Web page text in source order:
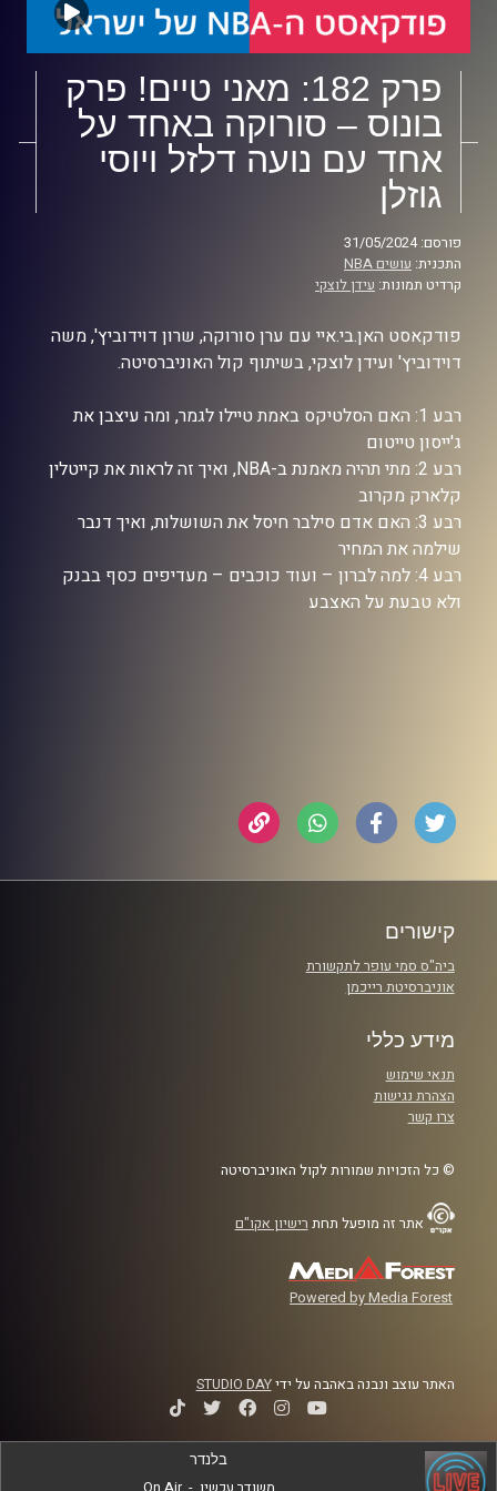
פרק 182: מאני טיים! פרק
בונוס – סורוקה באחד על
אחד עם נועה דלזל ויוסי
גוזלן
פורסם: 31/05/2024
התכנית: עושים NBA
קרדיט תמונות: עידן לוצקי
פודקאסט האן.בי.איי עם ערן סורוקה, שרון דוידוביץ', משה
דוידוביץ' ועידן לוצקי, בשיתוף קול האוניברסיטה.
רבע 1: האם הסלטיקס באמת טיילו לגמר, ומה עיצבן את
ג'ייסון טייטום
רבע 2: מתי תהיה מאמנת ב-NBA, ואיך זה לראות את קייטלין
קלארק מקרוב
רבע 3: האם אדם סילבר חיסל את השושלות, ואיך דנבר
שילמה את המחיר
רבע 4: למה לברון – ועוד כוכבים – מעדיפים כסף בבנק
ולא טבעת על האצבע
קישורים
ביה"ס סמי עופר לתקשורת
אוניברסיטת רייכמן
מידע כללי
תנאי שימוש
הצהרת נגישות
צרו קשר
© כל הזכויות שמורות לקול האוניברסיטה
אתר זה מופעל תחת רישיון אקו"ם
Powered by Media Forest
האתר עוצב ונבנה באהבה על ידיSTUDIO DAY
בלנדר